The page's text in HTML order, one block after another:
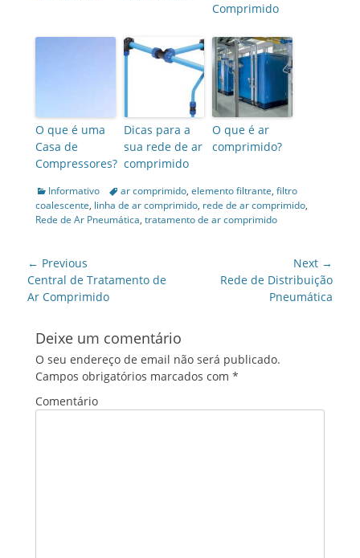
Comprimido
O que é uma
Casa de
Compressores?
Dicas para a
sua rede de ar
comprimido
O que é ar
comprimido?
Categories
Informativo Tagsar comprimido, elemento filtrante, filtro
coalescente, linha de ar comprimido, rede de ar comprimido,
Rede de Ar Pneumática, tratamento de ar comprimido
Navegação
de
artigos
← Previous
Previous
post:
Central de Tratamento de
Ar Comprimido
Next →
Rede de Distribuição
Pneumática
Deixe um comentário
O seu endereço de email não será publicado.
Campos obrigatórios marcados com *
Comentário